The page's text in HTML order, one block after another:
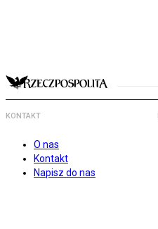
KONTAKT
O nas
Kontakt
Napisz do nas